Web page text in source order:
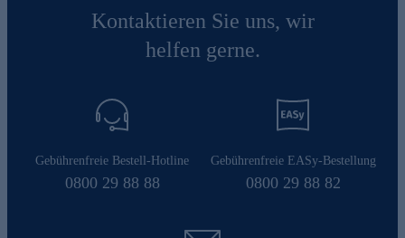
Kontaktieren Sie uns, wir
helfen gerne.
Gebührenfreie Bestell-Hotline
0800 29 88 88
Gebührenfreie EASy-Bestellung
0800 29 88 82